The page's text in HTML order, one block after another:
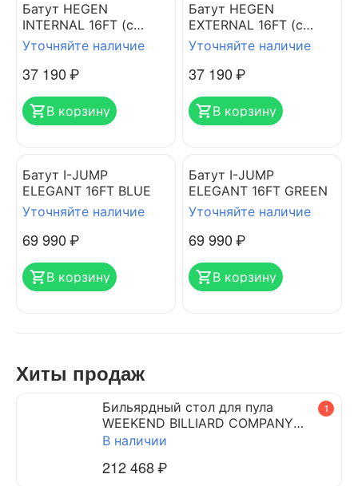
Батут HEGEN
INTERNAL 16FT (с
защитной сетью и
Уточняйте наличие
37 190₽
В корзину
Батут HEGEN
EXTERNAL 16FT (с
защитной сетью и
Уточняйте наличие
37 190₽
В корзину
Батут I-JUMP
ELEGANT 16FT BLUE
Уточняйте наличие
69 990₽
В корзину
Батут I-JUMP
ELEGANT 16FT GREEN
Уточняйте наличие
69 990₽
В корзину
Хиты продаж
1
Бильярдный стол для пула
WEEKEND BILLIARD COMPANY
DYNAMIC TRIUMPH 7 ф (черный)
В наличии
212 468₽